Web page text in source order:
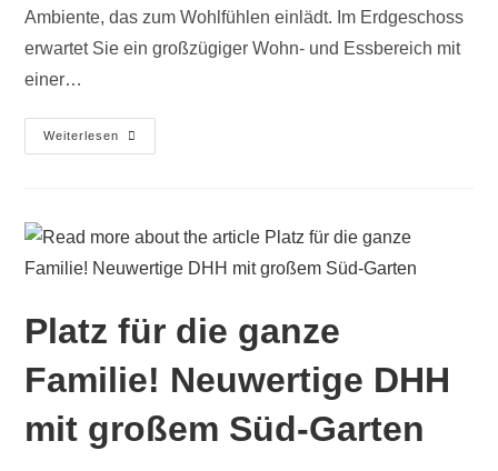
Ambiente, das zum Wohlfühlen einlädt. Im Erdgeschoss
erwartet Sie ein großzügiger Wohn- und Essbereich mit
einer…
Weiterlesen
Platz für die ganze
Familie! Neuwertige DHH
mit großem Süd-Garten